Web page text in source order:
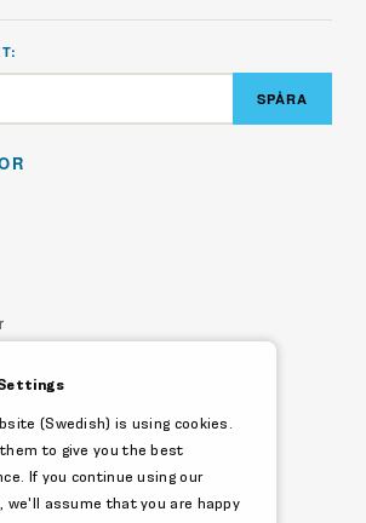
SPÅRA
(Swedish) is using cookies.
to give you the best
If you continue using our
we'll assume that you are happy